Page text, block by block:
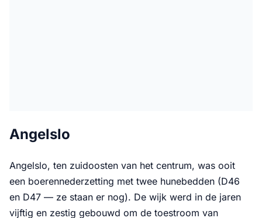
Angelslo
Angelslo, ten zuidoosten van het centrum, was ooit
een boerennederzetting met twee hunebedden (D46
en D47 — ze staan er nog). De wijk werd in de jaren
vijftig en zestig gebouwd om de toestroom van